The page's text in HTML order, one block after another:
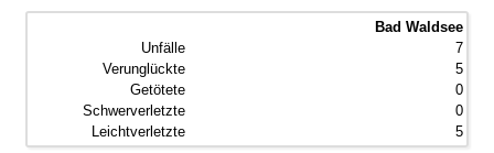
Bad Waldsee
7
5
0
0
5